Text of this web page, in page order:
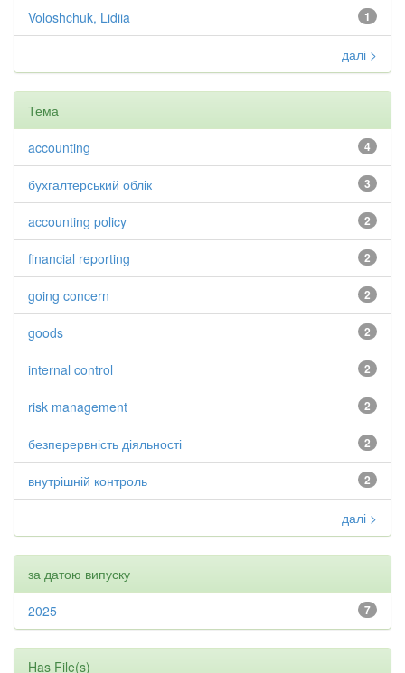
1
Voloshchuk, Lidiia
далі >
Тема
4
accounting
3
бухгалтерський облік
2
accounting policy
2
financial reporting
2
going concern
2
goods
2
internal control
2
risk management
2
безперервність діяльності
2
внутрішній контроль
далі >
за датою випуску
7
2025
Has File(s)